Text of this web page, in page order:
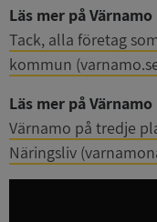
Läs mer på
Tack, alla företag
kommun
Läs mer på
Värnamo på tredje
Näringsliv